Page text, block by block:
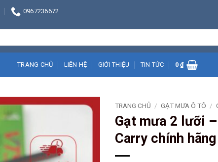
0967236672
TRANG CHỦ LIÊN HỆ GIỚI THIỆU TIN TỨC 0₫
TRANG CHỦ / GẠT MƯA Ô TÔ /
Gạt mưa 2 lưỡi
Carry chính hãng